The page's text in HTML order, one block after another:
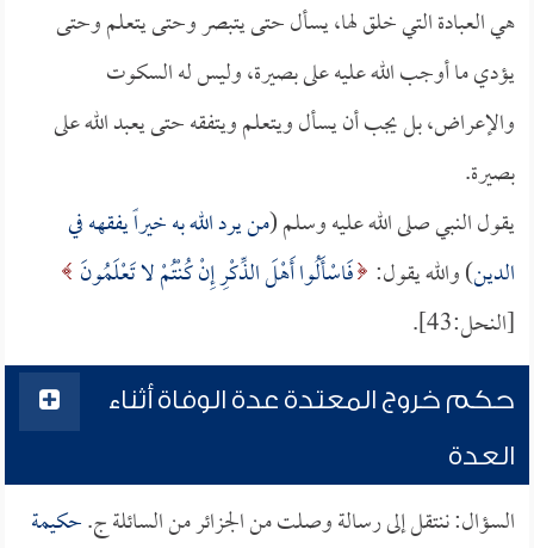
هي العبادة التي خلق لها، يسأل حتى يتبصر وحتى يتعلم وحتى
يؤدي ما أوجب الله عليه على بصيرة، وليس له السكوت
والإعراض، بل يجب أن يسأل ويتعلم ويتفقه حتى يعبد الله على
بصيرة.
يقول النبي صلى الله عليه وسلم (من يرد الله به خيراً يفقهه في
الدين) والله يقول: فَاسْأَلُوا أَهْلَ الذِّكْرِ إِنْ كُنْتُمْ لا تَعْلَمُونَ
[النحل:43].
حكم خروج المعتدة عدة الوفاة أثناء
العدة
السؤال: ننتقل إلى رسالة وصلت من الجزائر من السائلة ج.حكيمة